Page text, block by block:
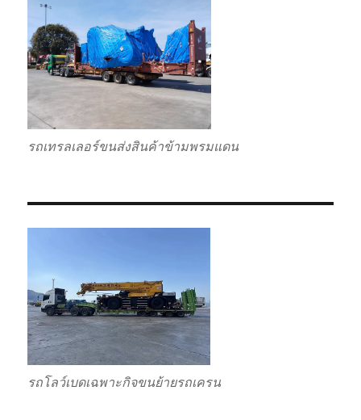
รถเทรลเลอร์ขนส่งสินค้าข้ามพรมแดน
รถโลว์เบดเฉพาะกิจขนย้ายรถเครน